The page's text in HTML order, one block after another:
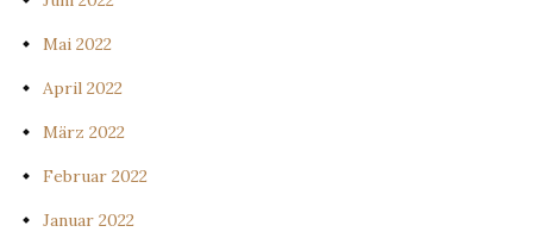
Mai 2022
April 2022
März 2022
Februar 2022
Januar 2022